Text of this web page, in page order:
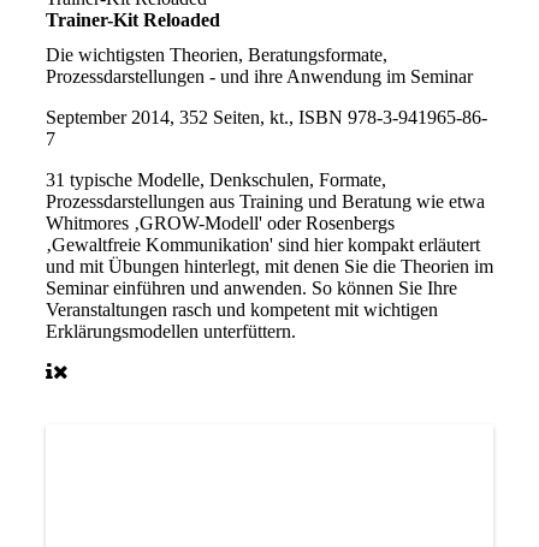
Trainer-Kit Reloaded
Die wichtigsten Theorien, Beratungsformate,
Prozessdarstellungen - und ihre Anwendung im Seminar
September 2014, 352 Seiten, kt., ISBN 978-3-941965-86-
7
31 typische Modelle, Denkschulen, Formate,
Prozessdarstellungen aus Training und Beratung wie etwa
Whitmores ‚GROW-Modell' oder Rosenbergs
‚Gewaltfreie Kommunikation' sind hier kompakt erläutert
und mit Übungen hinterlegt, mit denen Sie die Theorien im
Seminar einführen und anwenden. So können Sie Ihre
Veranstaltungen rasch und kompetent mit wichtigen
Erklärungsmodellen unterfüttern.